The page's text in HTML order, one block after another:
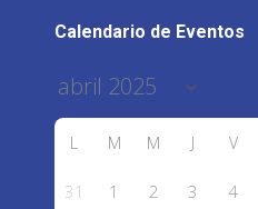
Calendario de Eventos
L M M J V
31 1 2 3 4